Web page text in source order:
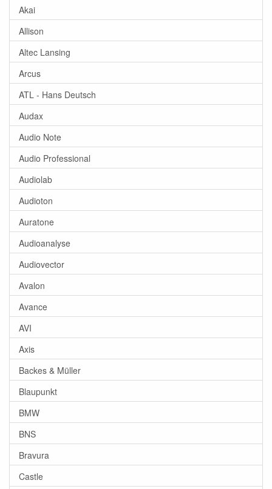
Akai
Allison
Altec Lansing
Arcus
ATL - Hans Deutsch
Audax
Audio Note
Audio Professional
Audiolab
Audioton
Auratone
Audioanalyse
Audiovector
Avalon
Avance
AVI
Axis
Backes & Müller
Blaupunkt
BMW
BNS
Bravura
Castle